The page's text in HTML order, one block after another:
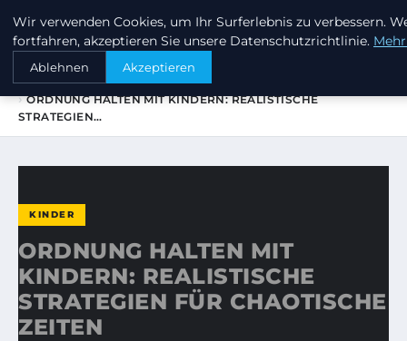
MEHR-GROSSE-FUER-DIE-
STARTSEITE KINDER
ORDNUNG HALTEN MIT KINDERN: REALISTISCHE
STRATEGIEN…
KINDER
ORDNUNG HALTEN MIT
KINDERN: REALISTISCHE
STRATEGIEN FÜR CHAOTISCHE
ZEITEN
Wir verwenden Cookies, um Ihr Surferlebnis zu verbessern.
fortfahren, akzeptieren Sie unsere Datenschutzrichtlinie.
Ablehnen Akzeptieren